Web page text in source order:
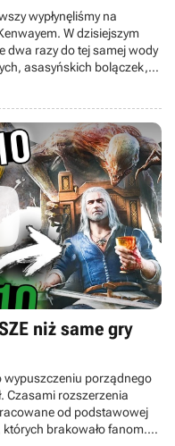
wypłynęliśmy na
W dzisiejszym
dwa razy do tej samej wody
asasyńskich bolączek,
najlepsza odsłona
niż same gry
wypuszczeniu porządnego
Czasami rozszerzenia
od podstawowej
brakowało fanom.